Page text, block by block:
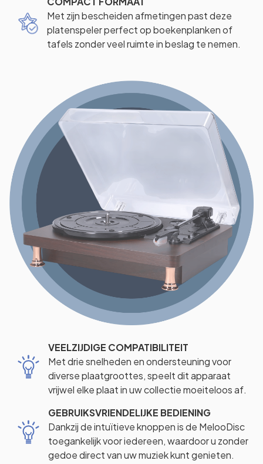
Met zijn bescheiden afmetingen past deze
platenspeler perfect op boekenplanken of
tafels zonder veel ruimte in beslag te nemen.
VEELZIJDIGE COMPATIBILITEIT
Met drie snelheden en ondersteuning voor
diverse plaatgroottes, speelt dit apparaat
vrijwel elke plaat in uw collectie moeiteloos af.
GEBRUIKSVRIENDELIJKE BEDIENING
Dankzij de intuïtieve knoppen is de MelooDisc
toegankelijk voor iedereen, waardoor u zonder
gedoe direct van uw muziek kunt genieten.